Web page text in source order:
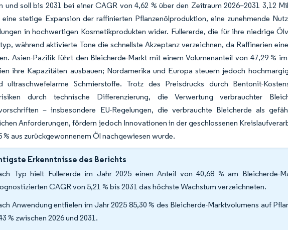
und soll bis 2031 bei einer CAGR von 4,62 % über den Zeitraum 2026–2031 3,12
eine stetige Expansion der raffinierten Pflanzenölproduktion, eine zunehmende
in hochwertigen Kosmetikprodukten wider. Fullererde, die für ihre niedrige
während aktivierte Tone die schnellste Akzeptanz verzeichnen, da Raffinerien
Asien-Pazifik führt den Bleicherde-Markt mit einem Volumenanteil von 47,29 %
ihre Kapazitäten ausbauen; Nordamerika und Europa steuern jedoch
ultraschwefelarme Schmierstoffe. Trotz des Preisdrucks durch Benton­it-
durch technische Differenzierung, die Verwertung verbrauchter
– insbesondere EU-Regelungen, die verbrauchte Bleicherde als
Anforderungen, fördern jedoch Innovationen in der geschlossenen
% aus zurückgewonnenem Öl nachgewiesen wurde.
Erkenntnisse des Berichts
Typ hielt Fullererde im Jahr 2025 einen Anteil von 40,68 % am Bleicherde-
CAGR von 5,21 % bis 2031 das höchste Wachstum verzeichneten.
Anwendung entfielen im Jahr 2025 85,30 % des Bleicherde-Marktvolumens auf
% zwischen 2026 und 2031.